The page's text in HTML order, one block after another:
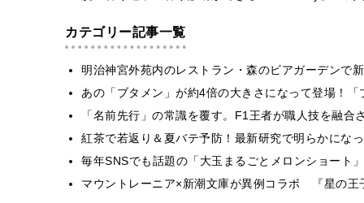
カテゴリー記事一覧
明治神宮外苑内のレストラン・森のビアガーデンで
あの「ブタメン」が約4倍の大きさになって登場！
「名前先行」の常識を覆す。F1王者が職人技を融
紅茶で若返り＆夏バテ予防！最新研究で明らかにな
毎年SNSでも話題の「大玉まるごとメロンショート
マウントレーニア×新潮文庫が異例コラボ 『星の